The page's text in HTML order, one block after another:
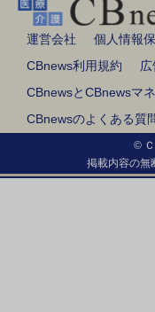
運営会社 個人情報
CBnews利用規約
CBnewsとCBnewsマ
CBnewsのよくある質
©
掲載内容の無